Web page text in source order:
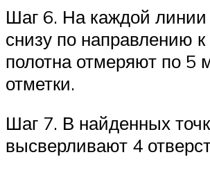
Шаг 6. На каждой линии
снизу по направлению
полотна отмеряют по 5
отметки.
Шаг 7. В найденных
высверливают 4